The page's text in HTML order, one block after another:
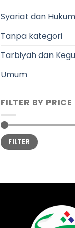
Syariat dan Hukum
Tanpa kategori
Tarbiyah dan
Umum
FILTER BY PRICE
Min
price
Max
priceFILTER